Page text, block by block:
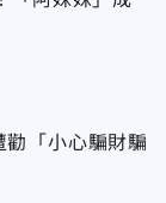
「小心騙財騙